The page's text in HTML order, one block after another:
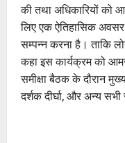
की तथा अधिकारियों को
लिए एक ऐतिहासिक
सम्पन्न करना है। ताकि
कहा इस कार्यक्रम को
समीक्षा बैठक के दौरान
दर्शक दीर्घा, और अन्य